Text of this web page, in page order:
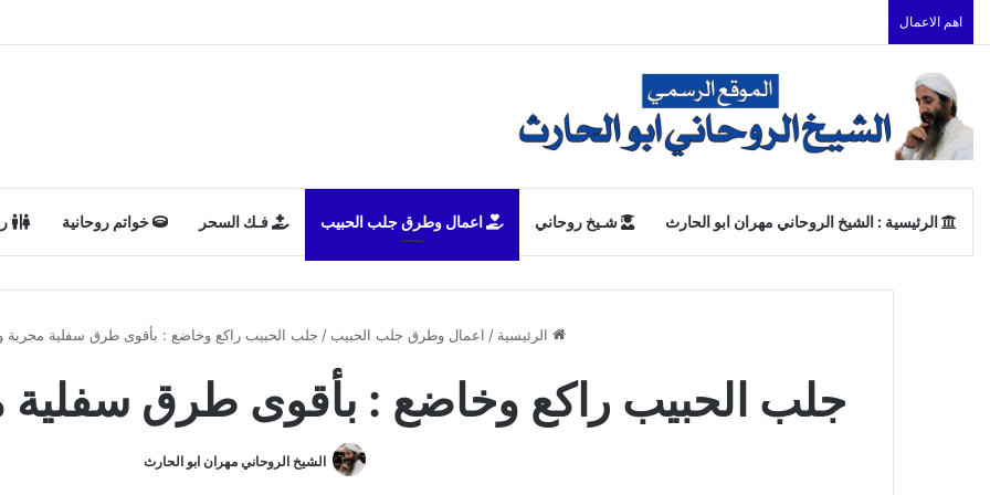
اهم الاعمال
الرئيسية : الشيخ الروحاني مهران ابو الحارث شـيخ روحاني اعمال وطرق جلب الحبيب فـك السحر خواتم روحانية
الرئيسية / اعمال وطرق جلب الحبيب / جلب الحبيب راكع وخاضع : بأقوى طرق سفلية مجربة
جلب الحبيب راكع وخاضع : بأقوى طرق
الشيخ الروحاني مهران ابو الحارث